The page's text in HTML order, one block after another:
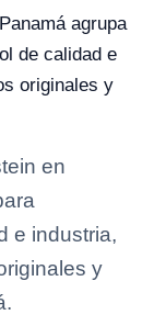
agrupa
de calidad e
originales y
en
e industria,
y